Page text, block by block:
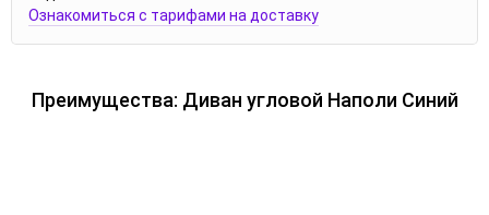
Ознакомиться с тарифами на доставку
Преимущества: Диван угловой Наполи Синий